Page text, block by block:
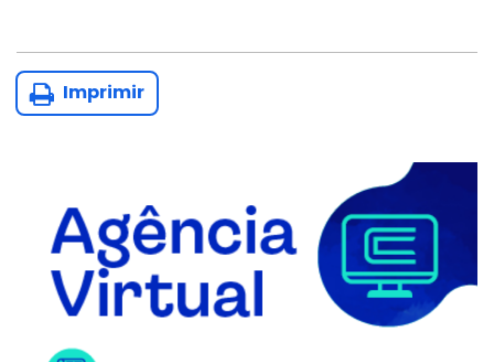
Imprimir